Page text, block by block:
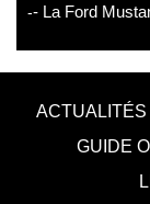
- La Ford
ACTUALITÉS
GUIDE